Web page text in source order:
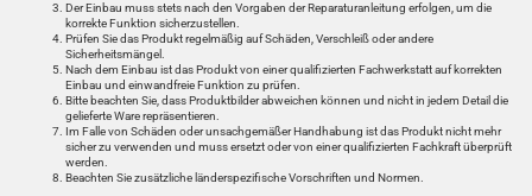
Der Einbau muss stets nach den Vorgaben der Reparaturanleitung erfolgen, um die
korrekte Funktion sicherzustellen.
Prüfen Sie das Produkt regelmäßig auf Schäden, Verschleiß oder andere
Sicherheitsmängel.
Nach dem Einbau ist das Produkt von einer qualifizierten Fachwerkstatt auf korrekten
Einbau und einwandfreie Funktion zu prüfen.
Bitte beachten Sie, dass Produktbilder abweichen können und nicht in jedem Detail die
gelieferte Ware repräsentieren.
Im Falle von Schäden oder unsachgemäßer Handhabung ist das Produkt nicht mehr
sicher zu verwenden und muss ersetzt oder von einer qualifizierten Fachkraft überprüft
werden.
Beachten Sie zusätzliche länderspezifische Vorschriften und Normen.